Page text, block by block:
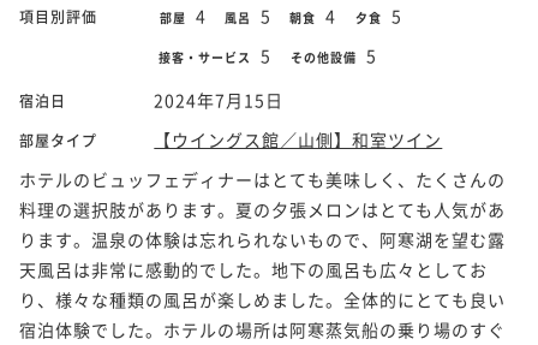
項目別評価 部屋 4 風呂 5 朝食 4 夕食 5
接客・サービス 5 その他設備 5
宿泊日 2024年7月15日
部屋タイプ
【ウイングス館／山側】和室ツイン
ホテルのビュッフェディナーはとても美味しく、たくさんの
料理の選択肢があります。夏の夕張メロンはとても人気があ
ります。温泉の体験は忘れられないもので、阿寒湖を望む露
天風呂は非常に感動的でした。地下の風呂も広々としてお
り、様々な種類の風呂が楽しめました。全体的にとても良い
宿泊体験でした。ホテルの場所は阿寒蒸気船の乗り場のすぐ